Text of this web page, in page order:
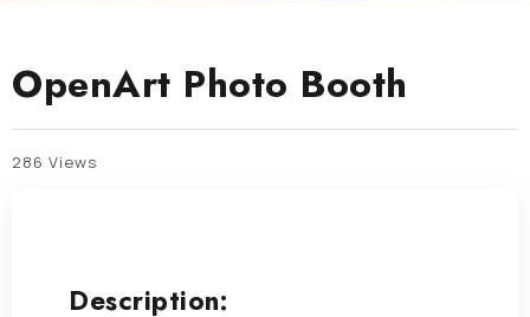
OpenArt Photo Booth
286 Views
Description: